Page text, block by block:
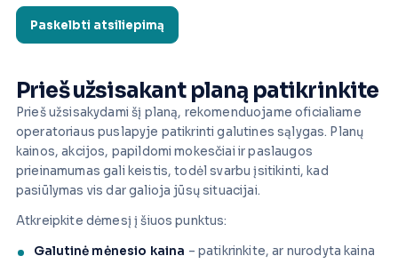
Prieš užsisakant planą patikrinkite
Prieš užsisakydami šį planą, rekomenduojame oficialiame
operatoriaus puslapyje patikrinti galutines sąlygas. Planų
kainos, akcijos, papildomi mokesčiai ir paslaugos
prieinamumas gali keistis, todėl svarbu įsitikinti, kad
pasiūlymas vis dar galioja jūsų situacijai.
Atkreipkite dėmesį į šiuos punktus:
Galutinė mėnesio kaina – patikrinkite, ar nurodyta kaina